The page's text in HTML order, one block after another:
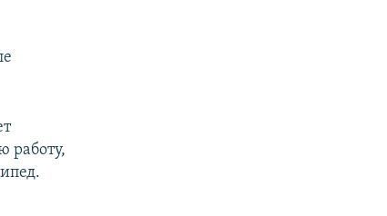
работу,